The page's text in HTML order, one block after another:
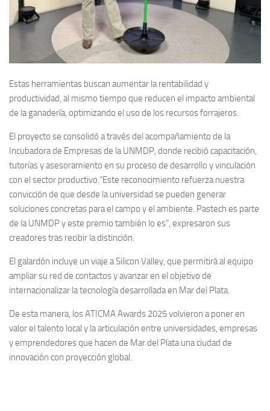
Estas herramientas buscan aumentar la rentabilidad y
productividad, al mismo tiempo que reducen el impacto ambiental
de la ganadería, optimizando el uso de los recursos forrajeros.
El proyecto se consolidó a través del acompañamiento de la
Incubadora de Empresas de la UNMDP, donde recibió capacitación,
tutorías y asesoramiento en su proceso de desarrollo y vinculación
con el sector productivo.“Este reconocimiento refuerza nuestra
convicción de que desde la universidad se pueden generar
soluciones concretas para el campo y el ambiente. Pastech es parte
de la UNMDP y este premio también lo es”, expresaron sus
creadores tras recibir la distinción.
El galardón incluye un viaje a Silicon Valley, que permitirá al equipo
ampliar su red de contactos y avanzar en el objetivo de
internacionalizar la tecnología desarrollada en Mar del Plata.
De esta manera, los ATICMA Awards 2025 volvieron a poner en
valor el talento local y la articulación entre universidades, empresas
y emprendedores que hacen de Mar del Plata una ciudad de
innovación con proyección global.